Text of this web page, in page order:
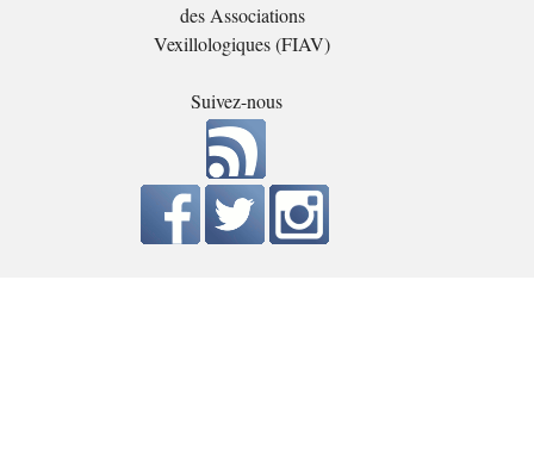
des Associations
Vexillologiques (FIAV)
Suivez-nous